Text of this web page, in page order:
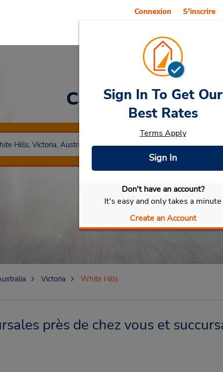
Connexion S'inscrire
Car RentalWhite
Sélectionner ma voiture
Sign In To Get Our
Best Rates
Terms Apply
Sign In
Don't have an account?
It's easy and only takes a minute
Create an Account
Victoria White Hills
près de chez vous et